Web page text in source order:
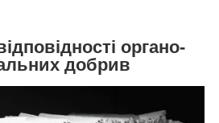
органо-
добрив